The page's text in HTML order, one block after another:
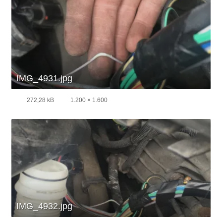
IMG_4931.jpg
272,28 kB 1.200 × 1.600
IMG_4932.jpg